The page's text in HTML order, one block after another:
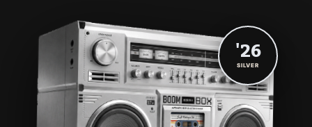
'26
SILVER